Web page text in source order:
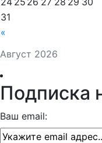
Август 2026
«
31
Подписка
Ваш email: